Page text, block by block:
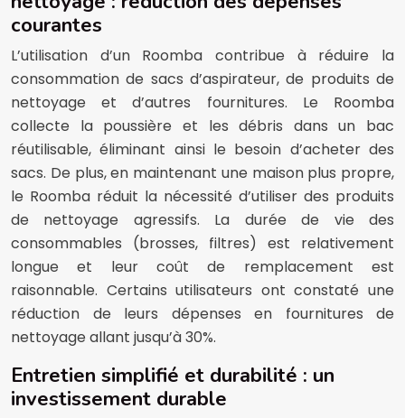
courantes
L’utilisation d’un Roomba contribue à réduire la
consommation de sacs d’aspirateur, de produits de
nettoyage et d’autres fournitures. Le Roomba
collecte la poussière et les débris dans un bac
réutilisable, éliminant ainsi le besoin d’acheter des
sacs. De plus, en maintenant une maison plus propre,
le Roomba réduit la nécessité d’utiliser des produits
de nettoyage agressifs. La durée de vie des
consommables (brosses, filtres) est relativement
longue et leur coût de remplacement est
raisonnable. Certains utilisateurs ont constaté une
réduction de leurs dépenses en fournitures de
nettoyage allant jusqu’à 30%.
Entretien simplifié et durabilité : un
investissement durable